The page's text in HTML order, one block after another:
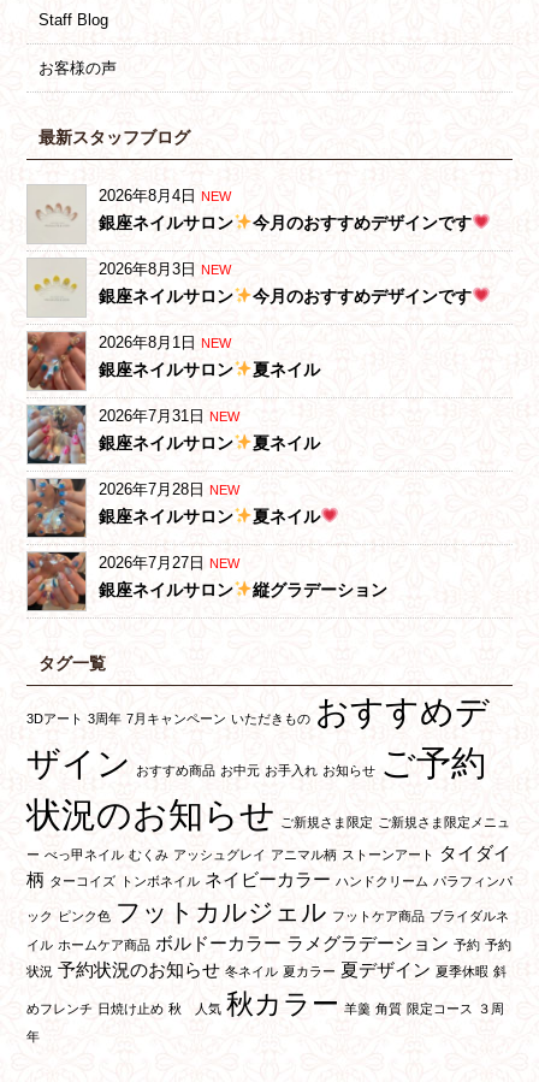
Staff Blog
お客様の声
最新スタッフブログ
2026年8月4日 NEW
銀座ネイルサロン 今月のおすすめデザインです
2026年8月3日 NEW
銀座ネイルサロン 今月のおすすめデザインです
2026年8月1日 NEW
銀座ネイルサロン 夏ネイル
2026年7月31日 NEW
銀座ネイルサロン 夏ネイル
2026年7月28日 NEW
銀座ネイルサロン 夏ネイル
2026年7月27日 NEW
銀座ネイルサロン 縦グラデーション
タグ一覧
3Dアート 3周年 7月キャンペーン いただきもの おすすめデ
ザイン
おすすめ商品 お中元 お手入れ お知らせ ご予約
状況のお知らせ
ご新規さま限定 ご新規さま限定メニュ
ー べっ甲ネイル むくみ アッシュグレイ アニマル柄 ストーンアート
タイダイ
柄 ターコイズ トンボネイル ネイビーカラー ハンドクリーム パラフィンパ
ック ピンク色 フットカルジェル フットケア商品 ブライダルネ
イル ホームケア商品 ボルドーカラー ラメグラデーション 予約 予約
状況 予約状況のお知らせ 冬ネイル 夏カラー 夏デザイン 夏季休暇 斜
めフレンチ 日焼け止め 秋 人気 秋カラー 羊羹 角質 限定コース
３周
年